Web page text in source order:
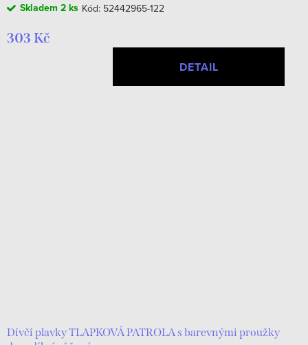
Skladem 2 ks Kód: 52442965-122
303 Kč
DETAIL
Dívčí plavky TLAPKOVÁ PATROLA s barevnými proužky